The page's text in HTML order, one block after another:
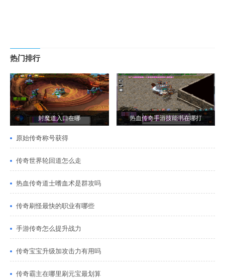
热门排行
封魔道入口在哪 热血传奇手游技能书在哪打
原始传奇称号获得
传奇世界轮回道怎么走
热血传奇道士嗜血术是群攻吗
传奇刷怪最快的职业有哪些
手游传奇怎么提升战力
传奇宝宝升级加攻击力有用吗
传奇霸主在哪里刷元宝最划算